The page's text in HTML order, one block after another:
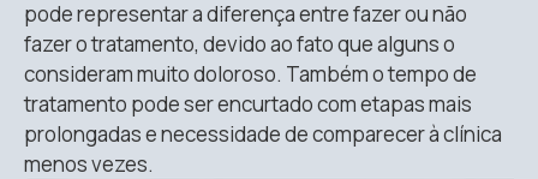
pode representar a diferença entre fazer ou não
fazer o tratamento, devido ao fato que alguns o
consideram muito doloroso. Também o tempo de
tratamento pode ser encurtado com etapas mais
prolongadas e necessidade de comparecer à clínica
menos vezes.